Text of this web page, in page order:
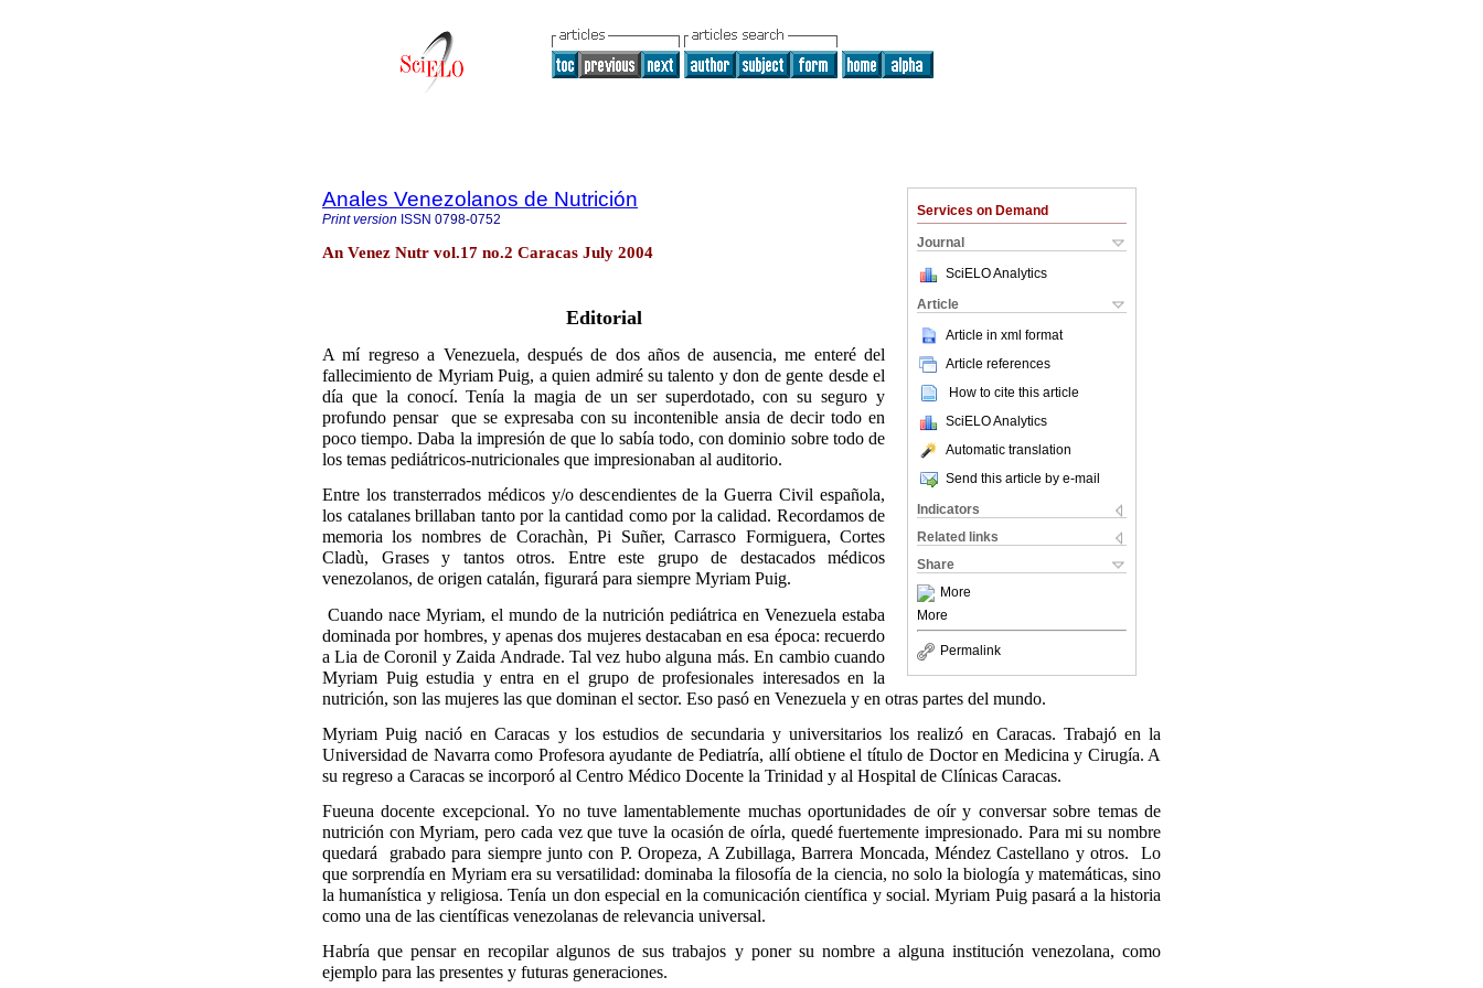
Services on Demand
Journal
SciELO Analytics
Article
Article in xml format
Article references
How to cite this article
SciELO Analytics
Automatic translation
Send this article by e-mail
Indicators
Related links
Share
More
More
Permalink
Anales Venezolanos de Nutrición
Print version ISSN 0798-0752
An Venez Nutr vol.17 no.2 Caracas July 2004
Editorial
A mí regreso a Venezuela, después de dos años de ausencia, me enteré del
fallecimiento de Myriam Puig, a quien admiré su talento y don de gente desde el
día que la conocí. Tenía la magia de un ser superdotado, con su seguro y
profundo pensar
que se expresaba con su incontenible ansia de decir todo en
poco tiempo. Daba la impresión de que lo sabía todo, con dominio sobre todo de
los temas pediátricos-nutricionales que impresionaban al auditorio.
Entre los transterrados médicos y/o descendientes dela Guerra Civil española,
los catalanes brillaban tanto por la cantidad como por la calidad. Recordamos de
memoria los nombres de Corachàn, Pi Suñer, Carrasco Formiguera, Cortes
Cladù, Grases y tantos otros. Entre este grupo de destacados médicos
venezolanos, de origen catalán, figurará para siempre Myriam Puig.
Cuando nace Myriam, el mundo de la nutrición pediátrica en Venezuela estaba
dominada por hombres, y apenas dos mujeres destacaban en esa época: recuerdo
a Lia de Coronil y Zaida Andrade. Tal vez hubo alguna más. En cambio cuando
Myriam Puig estudia y entra en el grupo de profesionales interesados en la
nutrición, son las mujeres las que dominan el sector. Eso pasó en Venezuela y en otras partes del mundo.
Myriam Puig nació en Caracas y los estudios de secundaria y universitarios los realizó en Caracas. Trabajó en la
Universidad de Navarra como Profesora ayudante de Pediatría, allí obtiene el título de Doctor en Medicina y Cirugía. A
su regreso a Caracas se incorporó al Centro Médico Docente la Trinidad y al Hospital de Clínicas Caracas.
Fueuna docente excepcional. Yo no tuve lamentablemente muchas oportunidades de oír y conversar sobre temas de
nutrición con Myriam, pero cada vez que tuve la ocasión de oírla, quedé fuertemente impresionado. Para mi su nombre
quedará
grabado para siempre junto con P. Oropeza, A Zubillaga, Barrera Moncada, Méndez Castellano y otros.
Lo
que sorprendía en Myriam era su versatilidad: dominaba la filosofía de la ciencia, no solo la biología y matemáticas, sino
la humanística y religiosa. Tenía un don especial en la comunicación científica y social. Myriam Puig pasará a la historia
como una de las científicas venezolanas de relevancia universal.
Habría que pensar en recopilar algunos de sus trabajos y poner su nombre a alguna institución venezolana, como
ejemplo para las presentes y futuras generaciones.